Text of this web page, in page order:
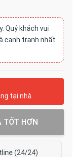
Quý khách vui
cạnh tranh nhất.
tại nhà
TỐT HƠN
(24/24)